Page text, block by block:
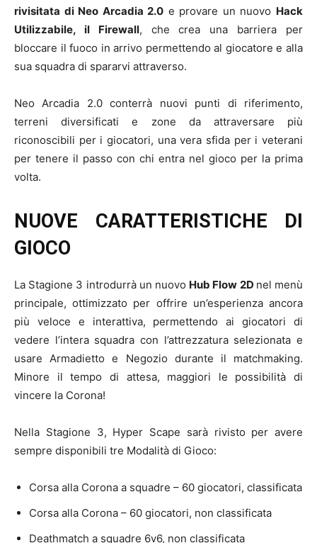
rivisitata di Neo Arcadia 2.0 e provare un nuovo Hack
Utilizzabile, il Firewall, che crea una barriera per
bloccare il fuoco in arrivo permettendo al giocatore e alla
sua squadra di spararvi attraverso.
Neo Arcadia 2.0 conterrà nuovi punti di riferimento,
terreni diversificati e zone da attraversare più
riconoscibili per i giocatori, una vera sfida per i veterani
per tenere il passo con chi entra nel gioco per la prima
volta.
NUOVE CARATTERISTICHE DI
GIOCO
La Stagione 3 introdurrà un nuovo Hub Flow 2D nel menù
principale, ottimizzato per offrire un’esperienza ancora
più veloce e interattiva, permettendo ai giocatori di
vedere l’intera squadra con l’attrezzatura selezionata e
usare Armadietto e Negozio durante il matchmaking.
Minore il tempo di attesa, maggiori le possibilità di
vincere la Corona!
Nella Stagione 3, Hyper Scape sarà rivisto per avere
sempre disponibili tre Modalità di Gioco:
Corsa alla Corona a squadre – 60 giocatori, classificata
Corsa alla Corona – 60 giocatori, non classificata
Deathmatch a squadre 6v6, non classificata